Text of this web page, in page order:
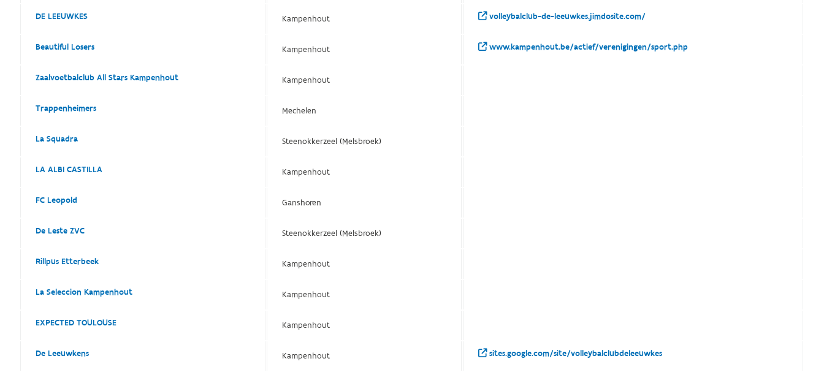
DE LEEUWKES Kampenhout volleybalclub-de-leeuwkes.jimdosite.com/
Beautiful Losers Kampenhout www.kampenhout.be/actief/verenigingen/sport.php
Zaalvoetbalclub All Stars Kampenhout Kampenhout
Trappenheimers Mechelen
La Squadra Steenokkerzeel (Melsbroek)
LA ALBI CASTILLA Kampenhout
FC Leopold Ganshoren
De Leste ZVC Steenokkerzeel (Melsbroek)
Rillpus Etterbeek Kampenhout
La Seleccion Kampenhout Kampenhout
EXPECTED TOULOUSE Kampenhout
De Leeuwkens Kampenhout sites.google.com/site/volleybalclubdeleeuwkes